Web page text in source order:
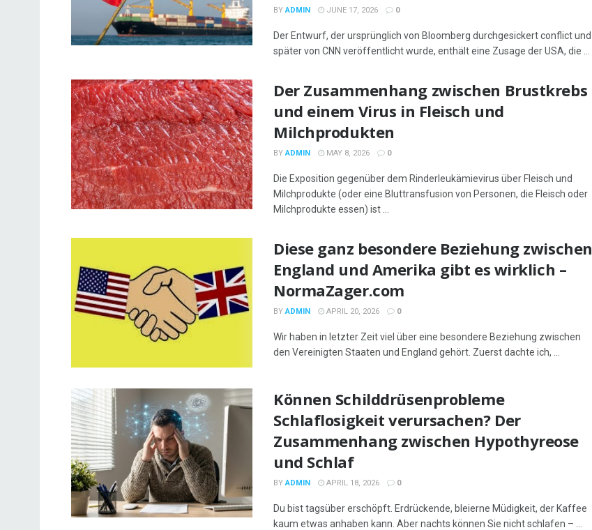
BY ADMIN JUNE 17, 2026 0
Der Entwurf, der ursprünglich von Bloomberg durchgesickert conflict und
später von CNN veröffentlicht wurde, enthält eine Zusage der USA, die ...
Der Zusammenhang zwischen Brustkrebs
und einem Virus in Fleisch und
Milchprodukten
BY ADMIN MAY 8, 2026 0
Die Exposition gegenüber dem Rinderleukämievirus über Fleisch und
Milchprodukte (oder eine Bluttransfusion von Personen, die Fleisch oder
Milchprodukte essen) ist ...
Diese ganz besondere Beziehung zwischen
England und Amerika gibt es wirklich –
NormaZager.com
BY ADMIN APRIL 20, 2026 0
Wir haben in letzter Zeit viel über eine besondere Beziehung zwischen
den Vereinigten Staaten und England gehört. Zuerst dachte ich, ...
Können Schilddrüsenprobleme
Schlaflosigkeit verursachen? Der
Zusammenhang zwischen Hypothyreose
und Schlaf
BY ADMIN APRIL 18, 2026 0
Du bist tagsüber erschöpft. Erdrückende, bleierne Müdigkeit, der Kaffee
kaum etwas anhaben kann. Aber nachts können Sie nicht schlafen – ...